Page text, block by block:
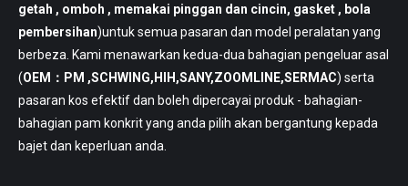
getah , omboh , memakai pinggan dan cincin, gasket , bola
pembersihan)untuk semua pasaran dan model peralatan yang
berbeza. Kami menawarkan kedua-dua bahagian pengeluar asal
(OEM：PM ,SCHWING,HIH,SANY,ZOOMLINE,SERMAC) serta
pasaran kos efektif dan boleh dipercayai produk - bahagian-
bahagian pam konkrit yang anda pilih akan bergantung kepada
bajet dan keperluan anda.